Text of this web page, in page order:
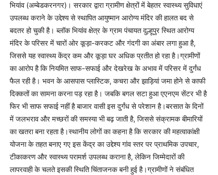
भियांव (अम्बेडकरनगर)। सरकार द्वारा ग्रामीण क्षेत्रों में बेहतर स्वास्थ्य सुविधाएं
उपलब्ध कराने के उद्देश्य से स्थापित आयुष्मान आरोग्य मंदिर की हालत बद से
बदतर हो चुकी है। ब्लॉक भियांव क्षेत्र के ग्राम पंचायत दुल्हूपुर स्थित आरोग्य
मंदिर के परिसर में चारों ओर कूड़ा-करकट और गंदगी का अंबार लगा हुआ है,
जिससे यह स्वास्थ्य केंद्र कम और कूड़ा घर अधिक प्रतीत हो रहा है।ग्रामीणों
का आरोप है कि नियमित साफ-सफाई और देखरेख के अभाव में परिसर में दुर्गंध
फैल रही है। भवन के आसपास प्लास्टिक, कचरा और झाड़ियां जमा होने से काफी
दिक्कतों का सामना करना पड़ रहा है। जबकि बगल सटा हुआ एएनएम सेंटर भी है
फिर भी साफ सफाई नहीं है बाजार वासी इस दुर्गंध से परेशान है।बरसात के दिनों
में जलभराव और मच्छरों की समस्या भी बढ़ जाती है, जिससे संक्रामक बीमारियों
का खतरा बना रहता है।स्थानीय लोगों का कहना है कि सरकार की महत्वाकांक्षी
योजना के तहत बनाए गए इस केंद्र का उद्देश्य गांव स्तर पर प्राथमिक उपचार,
टीकाकरण और स्वास्थ्य परामर्श उपलब्ध कराना है, लेकिन जिम्मेदारों की
लापरवाही के चलते इसकी स्थिति चिंताजनक बनी हुई है।ग्रामीणों ने संबंधित